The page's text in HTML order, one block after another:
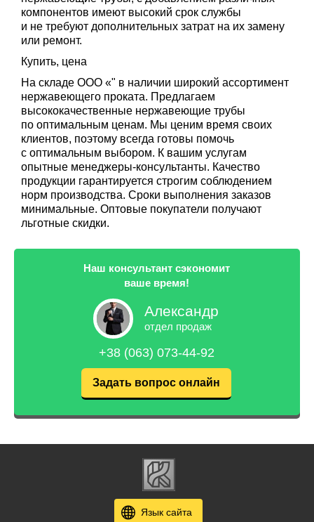
компонентов имеют высокий срок службы
и не требуют дополнительных затрат на их замену
или ремонт.
Купить, цена
На складе ООО «" в наличии широкий ассортимент
нержавеющего проката. Предлагаем
высококачественные нержавеющие трубы
по оптимальным ценам. Мы ценим время своих
клиентов, поэтому всегда готовы помочь
с оптимальным выбором. К вашим услугам
опытные менеджеры-консультанты. Качество
продукции гарантируется строгим соблюдением
норм производства. Сроки выполнения заказов
минимальные. Оптовые покупатели получают
льготные скидки.
Наш консультант сэкономит
ваше время!
Александр
отдел продаж
+38 (063) 073-44-92
Задать вопрос онлайн
Язык сайта